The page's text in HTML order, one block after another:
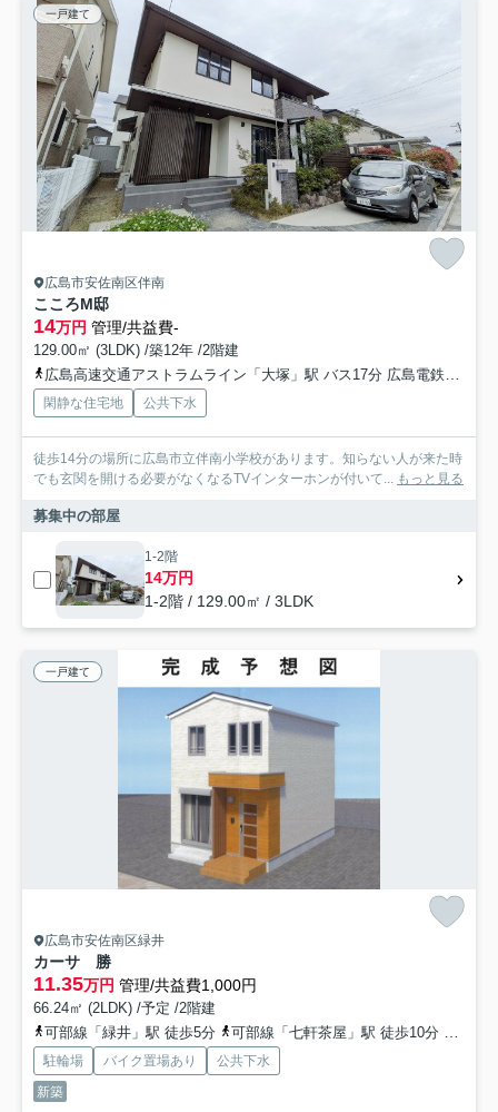
一戸建て
広島市安佐南区伴南
こころM邸
14万円 管理/共益費-
129.00㎡ (3LDK) /築12年 /2階建
広島高速交通アストラムライン「大塚」駅 バス17分 広島電鉄「伴南五丁目」 停歩3分
閑静な住宅地 公共下水
徒歩14分の場所に広島市立伴南小学校があります。知らない人が来た時
でも玄関を開ける必要がなくなるTVインターホンが付いて... もっと見る
募集中の部屋
1-2階
14万円
1-2階 / 129.00㎡ / 3LDK
一戸建て
広島市安佐南区緑井
カーサ 勝
11.35万円 管理/共益費1,000円
66.24㎡ (2LDK) /予定 /2階建
可部線「緑井」駅 徒歩5分
可部線「七軒茶屋」駅 徒歩10分 可部
駐輪場 バイク置場あり
公共下水
新築